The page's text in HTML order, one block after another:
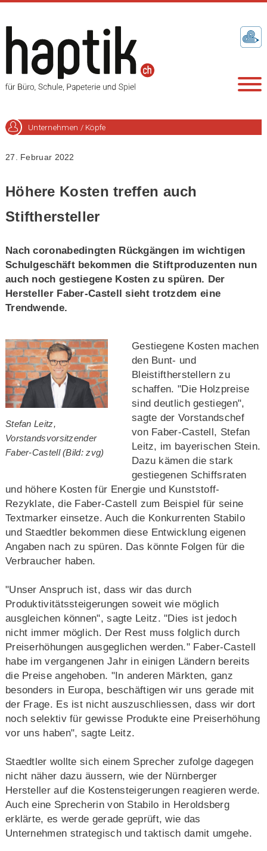
Unternehmen / Köpfe
27. Februar 2022
Höhere Kosten treffen auch
Stifthersteller
Nach coronabedingten Rückgängen im wichtigen
Schulgeschäft bekommen die Stiftproduzenten nun
auch noch gestiegene Kosten zu spüren. Der
Hersteller Faber-Castell sieht trotzdem eine
Trendwende.
Stefan Leitz,
Vorstandsvorsitzender
Faber-Castell (Bild: zvg)
Gestiegene Kosten machen
den Bunt- und
Bleistiftherstellern zu
schaffen. "Die Holzpreise
sind deutlich gestiegen",
sagte der Vorstandschef
von Faber-Castell, Stefan
Leitz, im bayerischen Stein.
Dazu kämen die stark
gestiegenen Schiffsraten
und höhere Kosten für Energie und Kunststoff-
Rezyklate, die Faber-Castell zum Beispiel für seine
Textmarker einsetze. Auch die Konkurrenten Stabilo
und Staedtler bekommen diese Entwicklung eigenen
Angaben nach zu spüren. Das könnte Folgen für die
Verbraucher haben.
"Unser Anspruch ist, dass wir das durch
Produktivitätssteigerungen soweit wie möglich
ausgleichen können", sagte Leitz. "Dies ist jedoch
nicht immer möglich. Der Rest muss folglich durch
Preiserhöhungen ausgeglichen werden." Faber-Castell
habe im vergangenen Jahr in einigen Ländern bereits
die Preise angehoben. "In anderen Märkten, ganz
besonders in Europa, beschäftigen wir uns gerade mit
der Frage. Es ist nicht auszuschliessen, dass wir dort
noch selektiv für gewisse Produkte eine Preiserhöhung
vor uns haben", sagte Leitz.
Staedtler wollte sich einem Sprecher zufolge dagegen
nicht näher dazu äussern, wie der Nürnberger
Hersteller auf die Kostensteigerungen reagieren werde.
Auch eine Sprecherin von Stabilo in Heroldsberg
erklärte, es werde gerade geprüft, wie das
Unternehmen strategisch und taktisch damit umgehe.